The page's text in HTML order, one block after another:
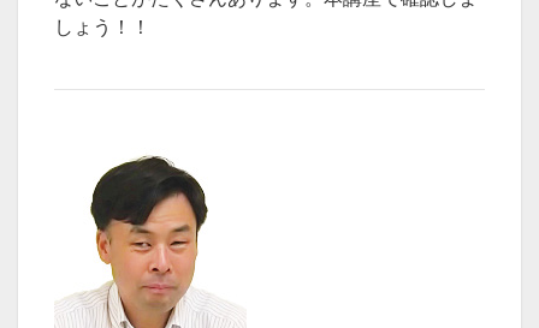
しょう！！